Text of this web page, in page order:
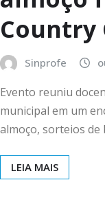
Country
Sinprofe
Evento reuniu
municipal em um
almoço, sorteios de
LEIA MAIS